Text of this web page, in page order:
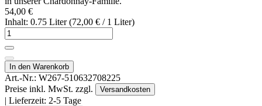
54,00 €
Inhalt: 0.75 Liter (72,00 € / 1 Liter)
In den Warenkorb
Art.-Nr.: W267-510632708225
Preise inkl. MwSt. zzgl.
Versandkosten
| Lieferzeit: 2-5 Tage